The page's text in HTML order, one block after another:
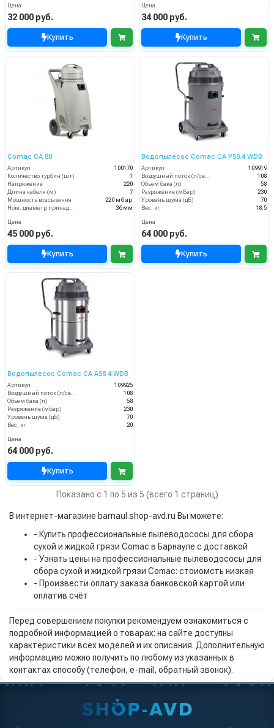
Цена
32 000 руб.
Купить
Цена
34 000 руб.
Купить
Comac CA 80
Артикул
100170
Количество турбин (шт)
1
Напряжение
220
Длина кабеля (м)
7
Мощность всасывания
220 мбар
Ном. диаметр принадлежностей
36 мм
Цена
45 000 руб.
Купить
Водопылесос Comac CA P58.4 WDB
Артикул
109919
Воздушный поток (л/сек)
108
Объем бака (л)
58
Разряжение (мБар)
230
Уровень шума (дБ)
70
Вес, кг
18.5
Цена
64 000 руб.
Купить
Водопылесос Comac CA A58.4 WDВ
Артикул
109925
Воздушный поток (л/сек)
108
Объем бака (л)
58
Разряжение (мБар)
230
Уровень шума (дБ)
70
Вес, кг
20
Цена
64 000 руб.
Купить
Показано с 1 по 5 из 5 (всего 1 страниц)
В интернет-магазине barnaul.shop-avd.ru Вы можете:
- Купить профессиональные пылеводососы для сбора
сухой и жидкой грязи Comac в Барнауле с доставкой
- Узнать цены на профессиональные пылеводососы для
сбора сухой и жидкой грязи Comac: стоиомсть низкая
- Произвести оплату заказа банковской картой или
оплатив счёт
Перед совершением покупки рекомендуем ознакомиться с
подробной информацией о товарах: на сайте доступны
характеристики всех моделей и их описания. Дополнительную
информацию можно получить по любому из указанных в
контактах способу (телефон, e-mail, обратный звонок).